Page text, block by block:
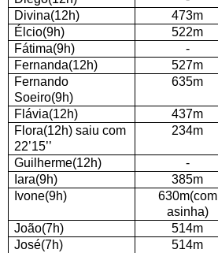
Divina(12h)
473m
Élcio(9h)
522m
Fátima(9h)
-
Fernanda(12h)
527m
Fernando
Soeiro(9h)
635m
Flávia(12h) 437m
Flora(12h) saiu com
22’15’’
234m
Guilherme(12h) -
Iara(9h)
385m
Ivone(9h)
630m(com
asinha)
João(7h)
514m
José(7h)
514m